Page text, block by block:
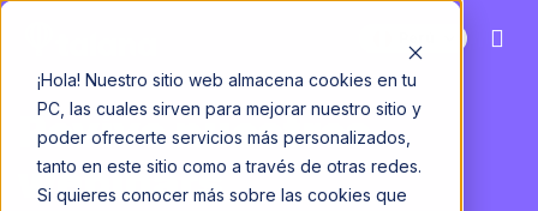
¡Hola! Nuestro sitio web almacena cookies en tu
PC, las cuales sirven para mejorar nuestro sitio y
poder ofrecerte servicios más personalizados,
tanto en este sitio como a través de otras redes.
Si quieres conocer más sobre las cookies que
Revive nuestros
webinars